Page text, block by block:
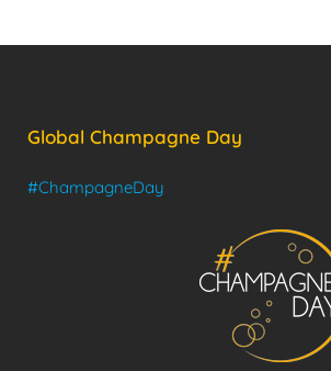
Global Champagne Day
#ChampagneDay